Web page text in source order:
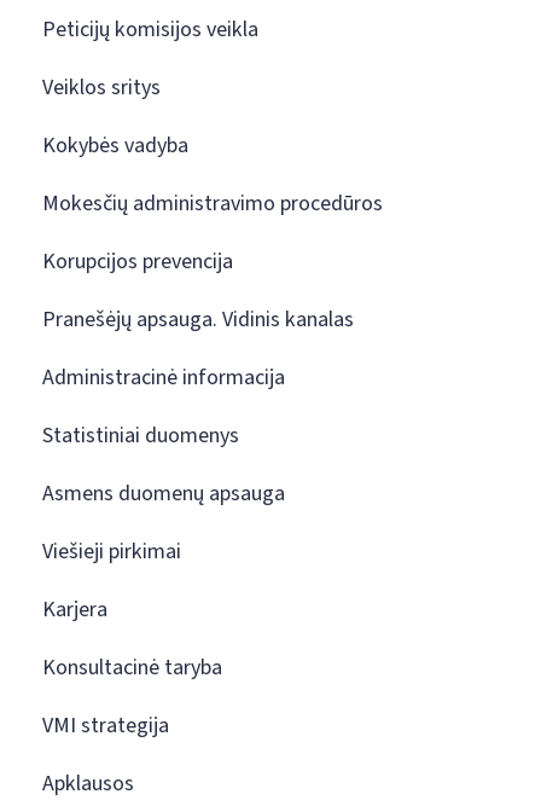
Peticijų komisijos veikla
Veiklos sritys
Kokybės vadyba
Mokesčių administravimo procedūros
Korupcijos prevencija
Pranešėjų apsauga. Vidinis kanalas
Administracinė informacija
Statistiniai duomenys
Asmens duomenų apsauga
Viešieji pirkimai
Karjera
Konsultacinė taryba
VMI strategija
Apklausos